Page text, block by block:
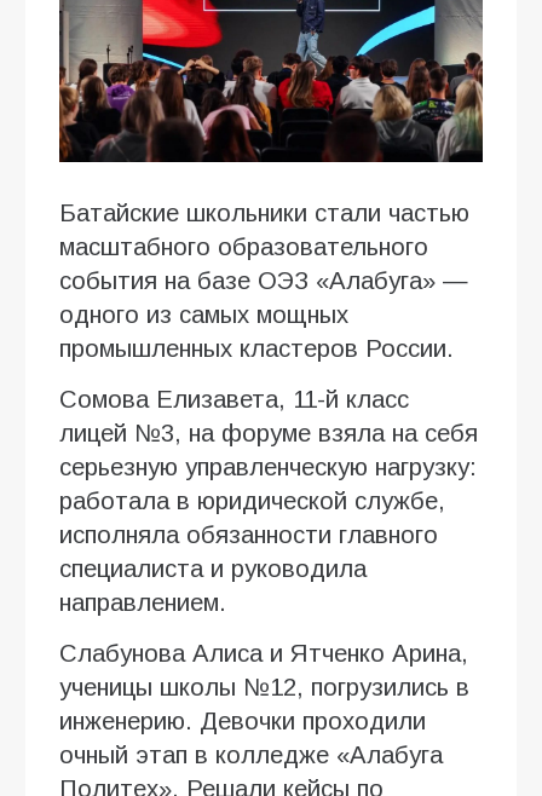
Батайские школьники стали частью
масштабного образовательного
события на базе ОЭЗ «Алабуга» —
одного из самых мощных
промышленных кластеров России.
Сомова Елизавета, 11-й класс
лицей №3, на форуме взяла на себя
серьезную управленческую нагрузку:
работала в юридической службе,
исполняла обязанности главного
специалиста и руководила
направлением.
Слабунова Алиса и Ятченко Арина,
ученицы школы №12, погрузились в
инженерию. Девочки проходили
очный этап в колледже «Алабуга
Политех». Решали кейсы по